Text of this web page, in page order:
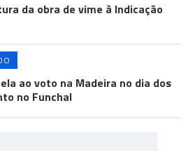
da obra de vime à Indicação
ao voto na Madeira no dia dos
no Funchal